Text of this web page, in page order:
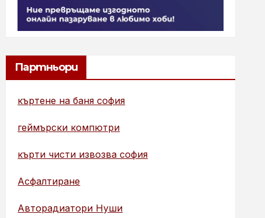
Партньори
къртене на баня софия
геймърски компютри
кърти чисти извозва софия
Асфалтиране
Авторадиатори Нуши